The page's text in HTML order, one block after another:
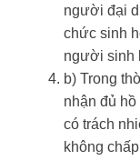
người đại
chức sinh
người sinh
b) Trong
nhận đủ
có trách
không